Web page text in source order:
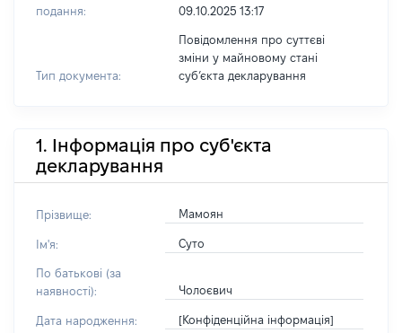
подання:
09.10.2025 13:17
Тип документа:
Повідомлення про суттєві
зміни у майновому стані
субʼєкта декларування
1. Інформація про суб'єкта
декларування
Прізвище: Мамоян
Ім'я: Суто
По батькові (за
наявності):
Чолоєвич
Дата народження: [Конфіденційна інформація]